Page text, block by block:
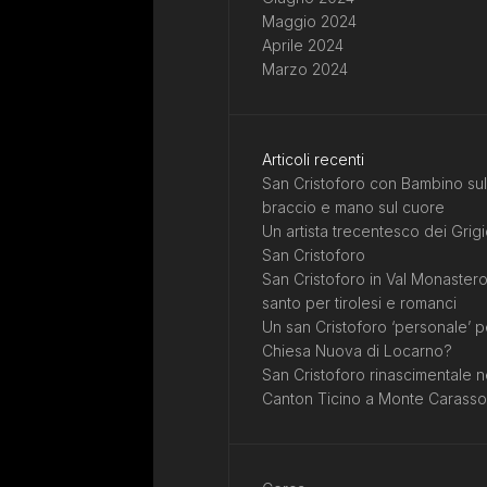
Maggio 2024
Aprile 2024
Marzo 2024
Articoli recenti
San Cristoforo con Bambino sul
braccio e mano sul cuore
Un artista trecentesco dei
San Cristoforo
San Cristoforo in Val
santo per tirolesi e romanci
Un san Cristoforo ‘personale’
Chiesa Nuova di Locarno?
San Cristoforo rinascimentale
Canton Ticino a Monte Carasso